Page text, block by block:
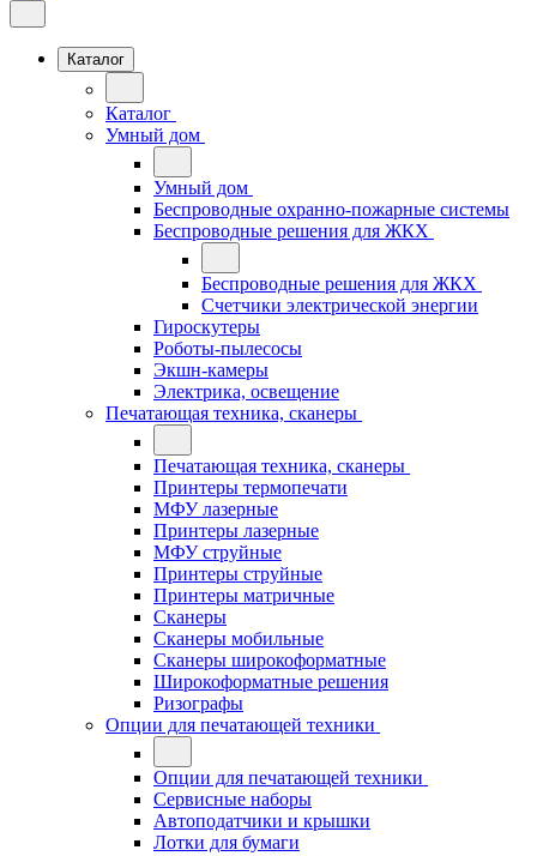
Каталог
Каталог
Умный дом
Умный дом
Беспроводные охранно-пожарные системы
Беспроводные решения для ЖКХ
Беспроводные решения для ЖКХ
Счетчики электрической энергии
Гироскутеры
Роботы-пылесосы
Экшн-камеры
Электрика, освещение
Печатающая техника, сканеры
Печатающая техника, сканеры
Принтеры термопечати
МФУ лазерные
Принтеры лазерные
МФУ струйные
Принтеры струйные
Принтеры матричные
Сканеры
Сканеры мобильные
Сканеры широкоформатные
Широкоформатные решения
Ризографы
Опции для печатающей техники
Опции для печатающей техники
Сервисные наборы
Автоподатчики и крышки
Лотки для бумаги